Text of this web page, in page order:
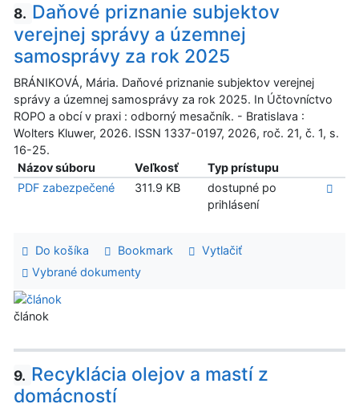
8. Daňové priznanie subjektov
verejnej správy a územnej
samosprávy za rok 2025
BRÁNIKOVÁ, Mária. Daňové priznanie subjektov verejnej
správy a územnej samosprávy za rok 2025. In Účtovníctvo
ROPO a obcí v praxi : odborný mesačník. - Bratislava :
Wolters Kluwer, 2026. ISSN 1337-0197, 2026, roč. 21, č. 1, s.
16-25.
Názov súboru
Veľkosť
Typ prístupu
PDF zabezpečené
311.9 KB
dostupné po
prihlásení
Do košíka Bookmark
Vytlačiť
Vybrané dokumenty
článok
9. Recyklácia olejov a mastí z
domácností